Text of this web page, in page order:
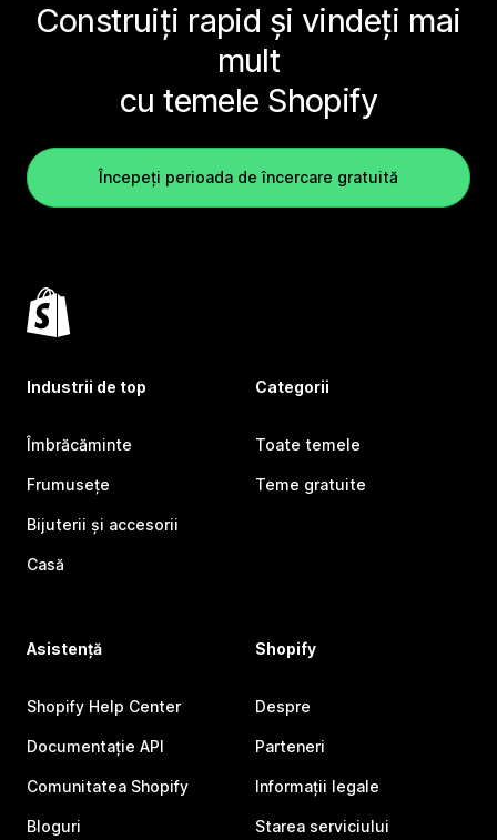
Construiți rapid și vindeți mai
mult
cu temele Shopify
Începeți perioada de încercare gratuită
Industrii de top
Îmbrăcăminte
Frumusețe
Bijuterii și accesorii
Casă
Categorii
Toate temele
Teme gratuite
Asistență
Shopify Help Center
Documentație API
Comunitatea Shopify
Bloguri
Shopify
Despre
Parteneri
Informații legale
Starea serviciului